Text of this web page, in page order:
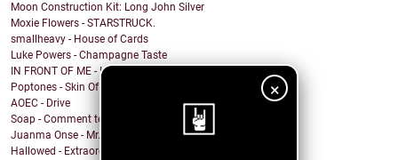
×
Moon Construction Kit: Long John Silver
Moxie Flowers - STARSTRUCK.
smallheavy - House of Cards
Luke Powers - Champagne Taste
IN FRONT OF ME - Intrusive Thoughts
Poptones - Skin Of Sea
AOEC - Drive
Soap - Comment te dire adieu
Juanma Onse - Mr. Robot
Hallowed - Extraordinary Boy